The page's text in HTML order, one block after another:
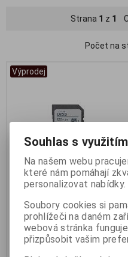
Strana 1 z 1
Počet na
Výprodej
Termín dodání (dny):1
230 Kč
190 Kč (bez DPH:)
Souhlas s
Na našem webu
které nám pomáhají
personalizovat nabídky.
Soubory cookies si
prohlížeči na daném
webová stránka
přizpůsobit vašim